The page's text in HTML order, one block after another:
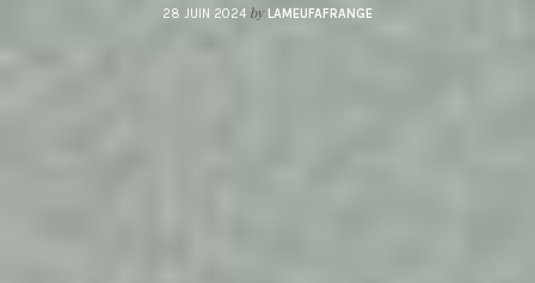
28 JUIN 2024 by LAMEUFAFRANGE